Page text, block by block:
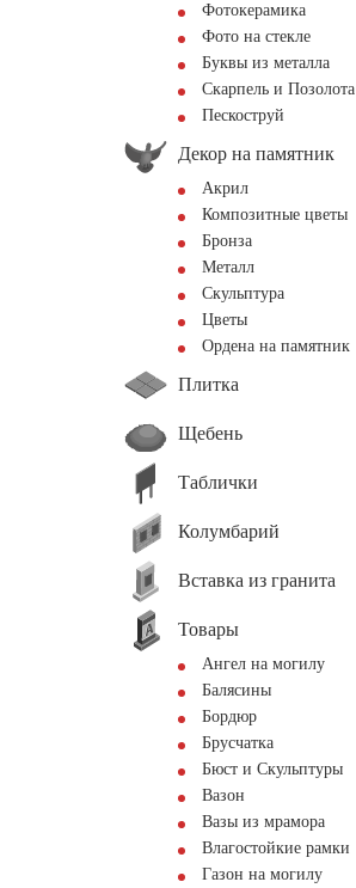
Фотокерамика
Фото на стекле
Буквы из металла
Скарпель и Позолота
Пескоструй
Декор на памятник
Акрил
Композитные цветы
Бронза
Металл
Скульптура
Цветы
Ордена на памятник
Плитка
Щебень
Таблички
Колумбарий
Вставка из гранита
Товары
Ангел на могилу
Балясины
Бордюр
Брусчатка
Бюст и Скульптуры
Вазон
Вазы из мрамора
Влагостойкие рамки
Газон на могилу